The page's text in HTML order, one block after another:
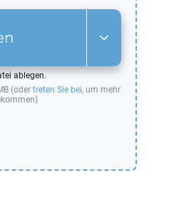
ablegen.
(oder treten Sie bei, um mehr